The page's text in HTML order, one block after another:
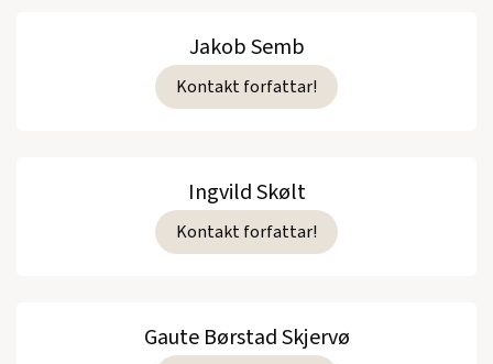
Jakob Semb
Kontakt forfattar!
Ingvild Skølt
Kontakt forfattar!
Gaute Børstad Skjervø